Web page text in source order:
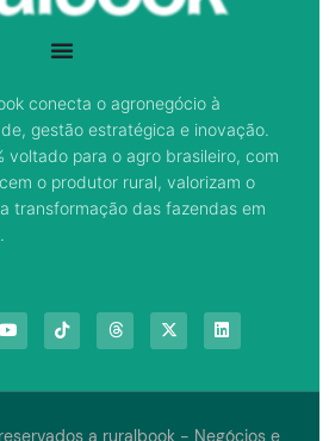
conecta o agronegócio à
gestão estratégica e inovação.
voltado para o agro brasileiro, com
o produtor rural, valorizam o
transformação das fazendas em
a ruralbook - Negócios e